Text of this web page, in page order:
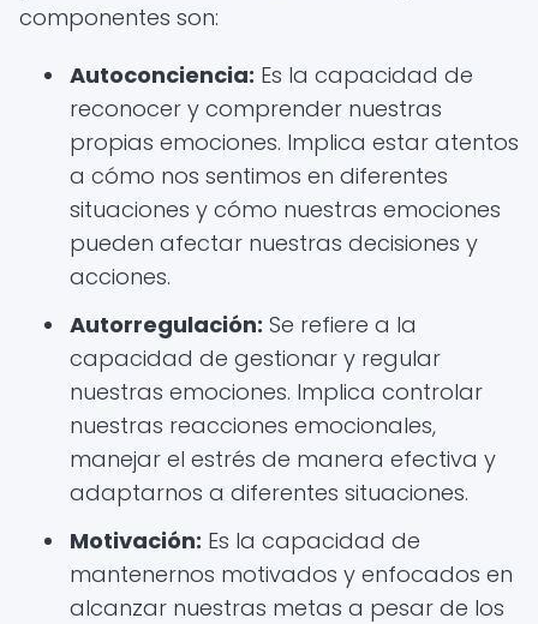
componentes son:
Autoconciencia: Es la capacidad de
reconocer y comprender nuestras
propias emociones. Implica estar atentos
a cómo nos sentimos en diferentes
situaciones y cómo nuestras emociones
pueden afectar nuestras decisiones y
acciones.
Autorregulación: Se refiere a la
capacidad de gestionar y regular
nuestras emociones. Implica controlar
nuestras reacciones emocionales,
manejar el estrés de manera efectiva y
adaptarnos a diferentes situaciones.
Motivación: Es la capacidad de
mantenernos motivados y enfocados en
alcanzar nuestras metas a pesar de los